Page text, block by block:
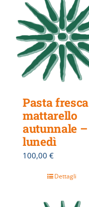
Pasta
mattarello
autunnale –
lunedì
100,00 €
Dettagli